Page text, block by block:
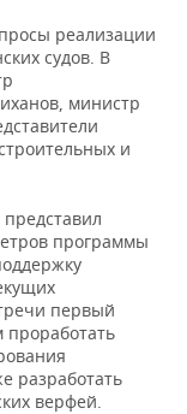
реализации
судов. В
министр
и
программы
первый
разработать
верфей.